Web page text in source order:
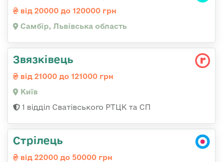
від 20000 до 120000 грн
Самбір, Львівська область
Звязківець
від 21000 до 121000 грн
Київ
1 відділ Сватівського РТЦК та СП
Стрілець
від 22000 до 50000 грн